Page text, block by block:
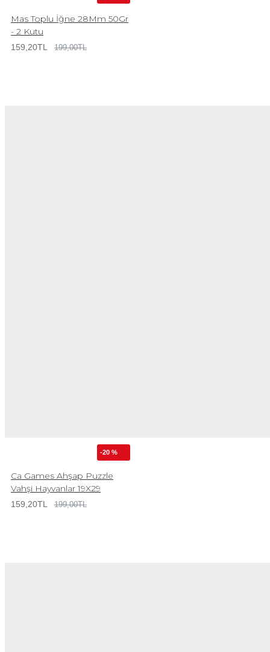
Mas Toplu İğne 28Mm 50Gr
- 2 Kutu
159,20TL 199,00TL
-20 %
Ca Games Ahşap Puzzle
Vahşi Hayvanlar 19X29
159,20TL 199,00TL